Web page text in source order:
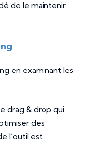
de le maintenir
en examinant les
drag & drop qui
des
l’outil est